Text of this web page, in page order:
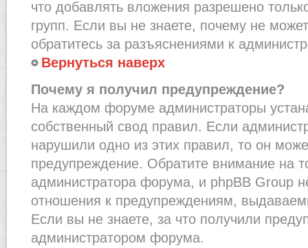
что добавлять вложения разрешено
групп. Если вы не знаете, почему не
обратитесь за разъяснениями к
Вернуться наверх
Почему я получил предупреждение?
На каждом форуме администраторы
собственный свод правил. Если
нарушили одно из этих правил, то он
предупреждение. Обратите внимание на
администратора форума, и phpBB Group
отношения к предупреждениям,
Если вы не знаете, за что получили
администратором форума.